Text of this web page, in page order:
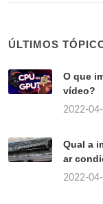
ÚLTIMOS
O que
vídeo?
2022-
Qual a
ar
2022-